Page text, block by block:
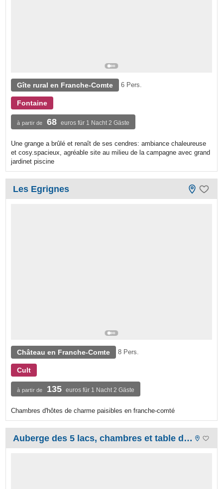
Gîte rural en Franche-Comte 6 Pers.
Fontaine
à partir de 68 euros für 1 Nacht 2 Gäste
Une grange a brûlé et renaît de ses cendres: ambiance chaleureuse
et cosy.spacieux, agréable site au milieu de la campagne avec grand
jardinet piscine
Les Egrignes
Château en Franche-Comte 8 Pers.
Cult
à partir de 135 euros für 1 Nacht 2 Gäste
Chambres d'hôtes de charme paisibles en franche-comté
Auberge des 5 lacs, chambres et table d'hotes,chalets gites